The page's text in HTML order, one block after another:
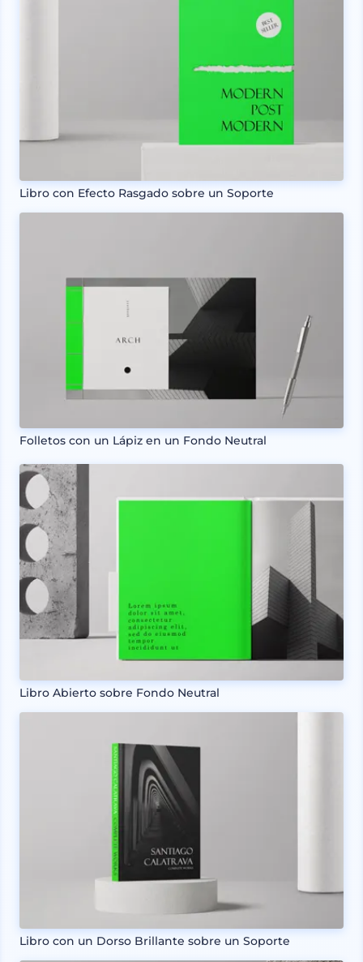
Libro con Efecto Rasgado sobre un Soporte
Folletos con un Lápiz en un Fondo Neutral
Libro Abierto sobre Fondo Neutral
Libro con un Dorso Brillante sobre un Soporte